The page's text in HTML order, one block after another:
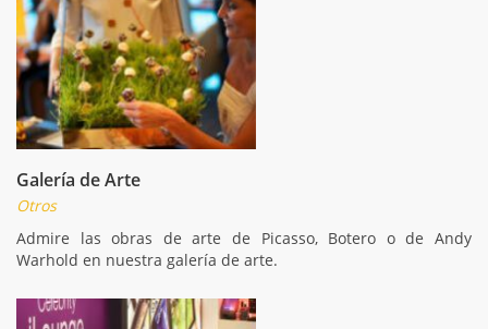
Galería de Arte
Otros
Admire las obras de arte de Picasso, Botero o de Andy
Warhold en nuestra galería de arte.